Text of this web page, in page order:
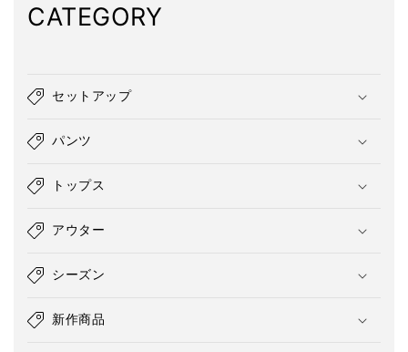
CATEGORY
セットアップ
パンツ
トップス
アウター
シーズン
新作商品